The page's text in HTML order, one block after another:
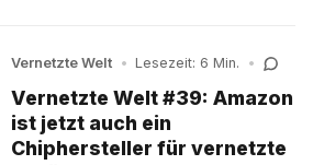
Vernetzte Welt • Lesezeit: 6 Min. •
Vernetzte Welt #39: Amazon
ist jetzt auch ein
Chiphersteller für vernetzte